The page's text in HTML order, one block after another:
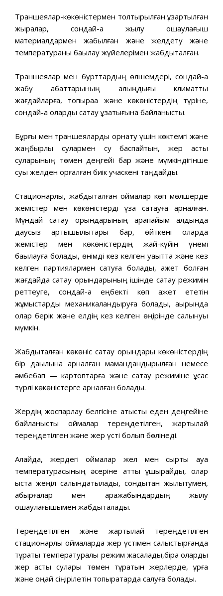
Траншеялар-көкөністермен толтырылған ұзартылған
жыралар, сондай-ақ жылу оқшаулағыш
материалдармен жабылған және желдету және
температураны бақылау жүйелерімен жабдықталған.
Траншеялар мен бурттардың өлшемдері, сондай-ақ
жабу қабаттарының қалыңдығы климаттық
жағдайларға, топыраққа және көкөністердің түріне,
сондай-ақ оларды сақтау ұзақтығына байланысты.
Бұрғы мен траншеяларды орнату үшін көктемгі және
жаңбырлы сулармен су баспайтын, жер асты
суларының төмен деңгейі бар және мүмкіндігінше
суық желден қорғалған биік учаскені таңдайды.
Стационарлық, жабдықталған қоймалар көп мөлшерде
жемістер мен көкөністерді ұзақ сақтауға арналған.
Мұндай сақтау орындарының қарапайым алдында
даусыз артықшылықтары бар, өйткені оларда
жемістер мен көкөністердің жай-күйін үнемі
бақылауға болады, өнімді кез келген уақытта және кез
келген партиялармен сатуға болады, қажет болған
жағдайда сақтау орындарының ішінде сақтау режимін
реттеуге, сондай-ақ еңбекті көп қажет ететін
жұмыстарды механикаландыруға болады, ақырында
олар берік және елдің кез келген өңірінде салынуы
мүмкін.
Жабдықталған көкөніс сақтау орындары көкөністердің
бір дақылына арналған мамандандырылған немесе
әмбебап — картоптарға және сақтау режиміне ұқсас
түрлі көкөністерге арналған болады.
Жердің жоспарлау белгісіне қатысты еден деңгейіне
байланысты қоймалар тереңдетілген, жартылай
тереңдетілген және жер үсті болып бөлінеді.
Алайда, жердегі қоймалар жел мен сыртқы ауа
температурасының әсеріне қатты ұшырайды, олар
қыста жеңіл салқындатылады, сондықтан жылытумен,
қабырғалар мен аражабындардың жылу
оқшаулағышымен жабдықталады.
Тереңдетілген және жартылай тереңдетілген
стационарлық қоймаларда жер үстімен салыстырғанда
тұрақты температуралық режим жасалады,бірақ оларды
жер асты сулары төмен тұратын жерлерде, құрғақ
және оңай сіңірілетін топырақтарда салуға болады.